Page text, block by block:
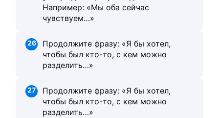
Например: «Мы оба сейчас
чувствуем…»
26
Продолжите фразу: «Я бы хотел,
чтобы был кто-то, с кем можно
разделить…»
27
Продолжите фразу: «Я бы хотел,
чтобы был кто-то, с кем можно
разделить…»